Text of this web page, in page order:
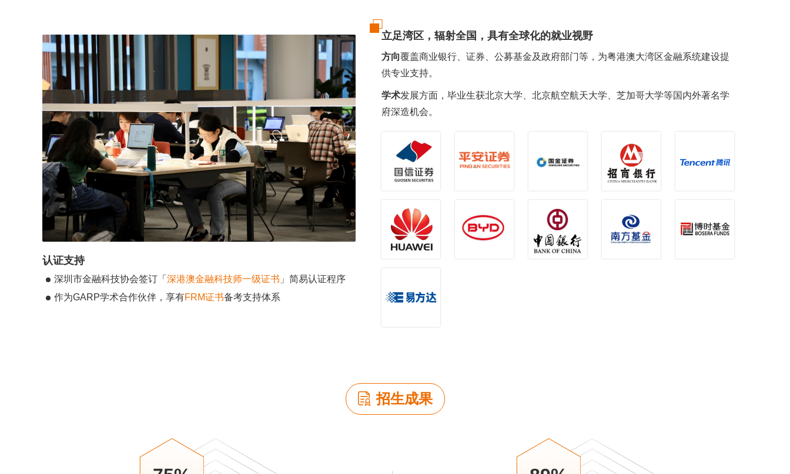
认证支持
深圳市金融科技协会签订「 深港澳金融科技师一级证书 」简易认证程序
作为GARP学术合作伙伴，享有FRM证书备考支持体系
立足湾区，辐射全国，具有全球化的就业视野
方向覆盖商业银行、证券、公募基金及政府部门等，为粤港澳大湾区金融系统建设提
供专业支持。
学术发展方面，毕业生获北京大学、北京航空航天大学、芝加哥大学等国内外著名学
府深造机会。
招生成果